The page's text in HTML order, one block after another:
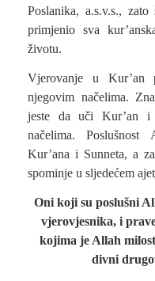
Poslanika, a.s.v.s.,
primjenio sva
životu.
Vjerovanje u Kur’an
njegovim načelima.
jeste da uči Kur’an i
načelima. Poslušnost
Kur’ana i Sunneta, a
spominje u sljedećem
Oni koji su poslušni
vjerovjesnika, i
kojima je Allah
divni